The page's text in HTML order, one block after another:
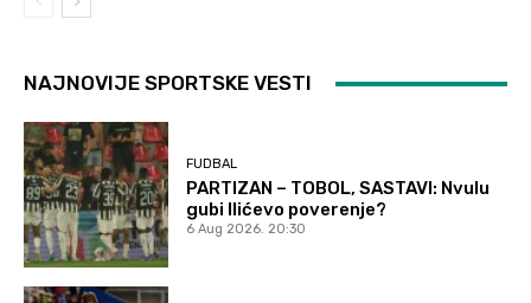
NAJNOVIJE SPORTSKE VESTI
FUDBAL
PARTIZAN – TOBOL, SASTAVI: Nvulu
gubi Ilićevo poverenje?
6 Aug 2026. 20:30